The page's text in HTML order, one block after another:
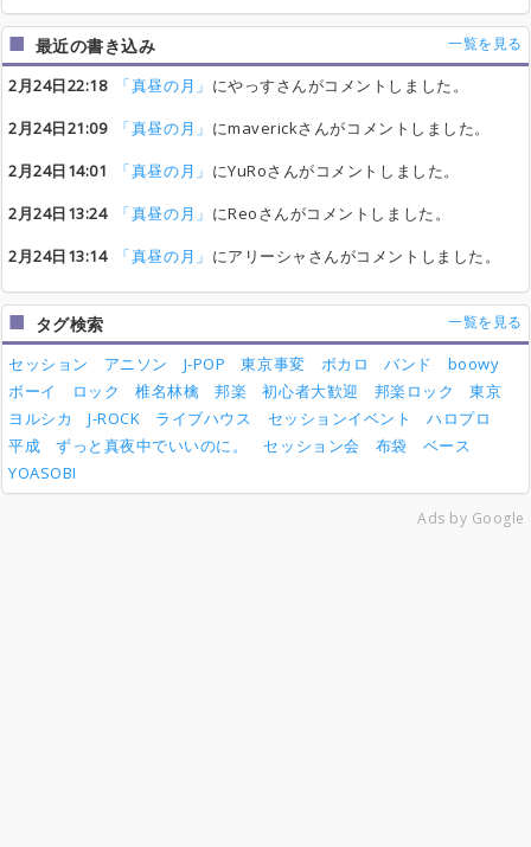
最近の書き込み 一覧を見る
2月24日22:18 「真昼の月」 にやっすさんがコメントしました。
2月24日21:09
「真昼の月」 にmaverickさんがコメントしました。
2月24日14:01
「真昼の月」 にYuRoさんがコメントしました。
2月24日13:24
「真昼の月」 にReoさんがコメントしました。
2月24日13:14
「真昼の月」 にアリーシャさんがコメントしました。
タグ検索 一覧を見る
セッション アニソン J-POP 東京事変 ボカロ バンド
boowy
ボーイ
ロック 椎名林檎 邦楽 初心者大歓迎 邦楽ロック
東京
ヨルシカ
J-ROCK ライブハウス セッションイベント
ハロプロ
平成
ずっと真夜中でいいのに。 セッション会 布袋
ベース
YOASOBI
Ads by Google